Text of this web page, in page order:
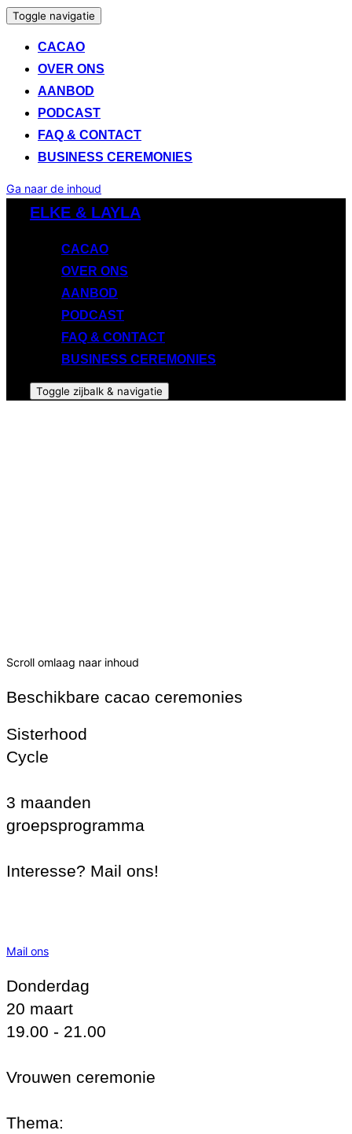
Toggle navigatie
CACAO
OVER ONS
AANBOD
PODCAST
FAQ & CONTACT
BUSINESS CEREMONIES
Ga naar de inhoud
ELKE & LAYLA
CACAO
OVER ONS
AANBOD
PODCAST
FAQ & CONTACT
BUSINESS CEREMONIES
Toggle zijbalk & navigatie
Scroll omlaag naar inhoud
Beschikbare cacao ceremonies
Sisterhood
Cycle
3 maanden
groepsprogramma
Interesse? Mail ons!
Mail ons
Donderdag
20 maart
19.00 - 21.00
Vrouwen ceremonie
Thema: